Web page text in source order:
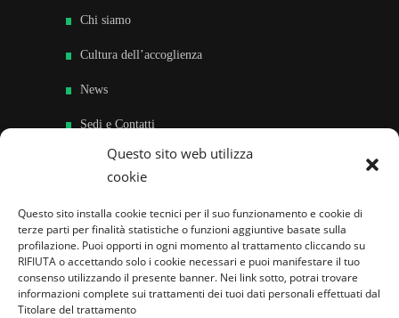
Questo sito web utilizza
cookie
Questo sito installa cookie tecnici per il suo funzionamento e cookie di
terze parti per finalità statistiche o funzioni aggiuntive basate sulla
profilazione. Puoi opporti in ogni momento al trattamento cliccando su
RIFIUTA o accettando solo i cookie necessari e puoi manifestare il tuo
consenso utilizzando il presente banner. Nei link sotto, potrai trovare
informazioni complete sui trattamenti dei tuoi dati personali effettuati dal
Titolare del trattamento
Chi siamo
Cultura dell’accoglienza
News
Sedi e Contatti
Sostieni
Famiglie per l’accoglienza nel mondo